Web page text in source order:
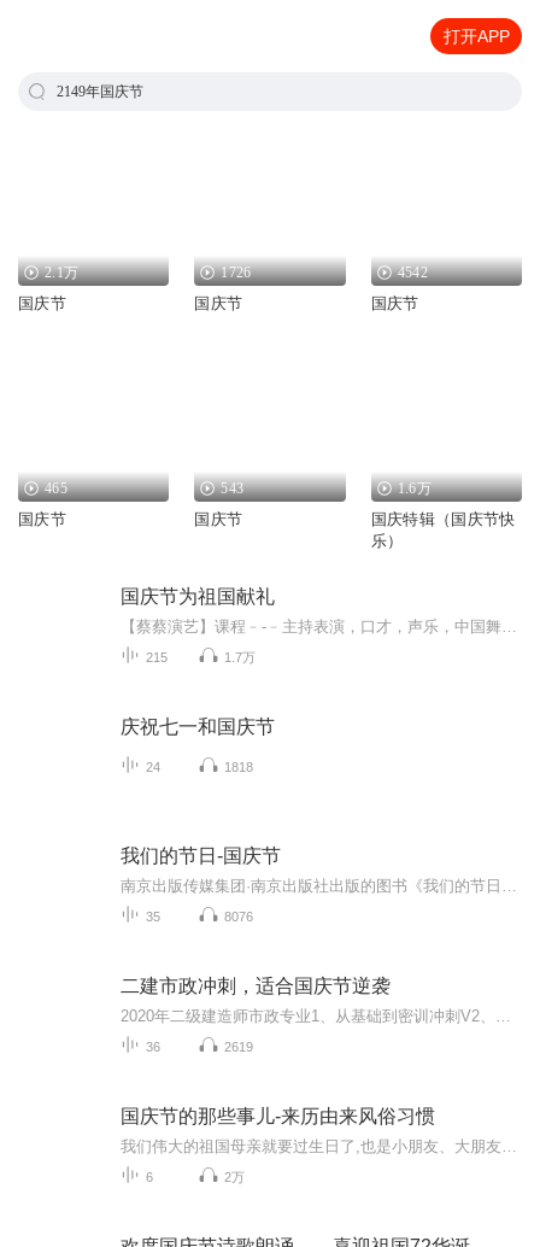
打开APP
2149年国庆节
2.1万
国庆节
1726
国庆节
4542
国庆节
465
国庆节
543
国庆节
1.6万
国庆特辑（国庆节快
乐）
国庆节为祖国献礼
215 1.7万
庆祝七一和国庆节
24 1818
我们的节日-国庆节
35 8076
二建市政冲刺，适合国庆节逆袭
36 2619
国庆节的那些事儿-来历由来风俗习惯
6 2万